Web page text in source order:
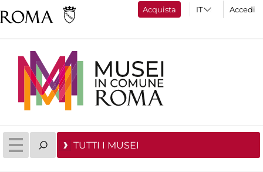
Acquista Accedi
TUTTI I MUSEI